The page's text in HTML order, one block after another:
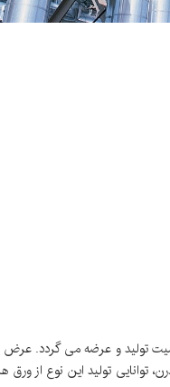
تولید این نوع از